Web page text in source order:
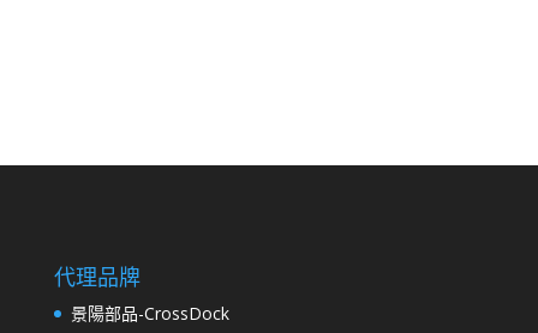
代理品牌
景陽部品-CrossDock